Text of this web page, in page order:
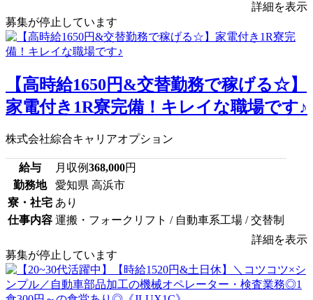
詳細を表示
募集が停止しています
【高時給1650円&交替勤務で稼げる☆】
家電付き1R寮完備！キレイな職場です♪
株式会社綜合キャリアオプション
給与 月収例368,000円
勤務地
愛知県 高浜市
寮・社宅 あり
仕事内容 運搬・フォークリフト / 自動車系工場 / 交替制
詳細を表示
募集が停止しています